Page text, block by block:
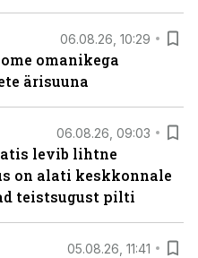
06.08.26, 10:29
omanikega
ärisuuna
06.08.26, 09:03
levib lihtne
on alati keskkonnale
teistsugust pilti
05.08.26, 11:41